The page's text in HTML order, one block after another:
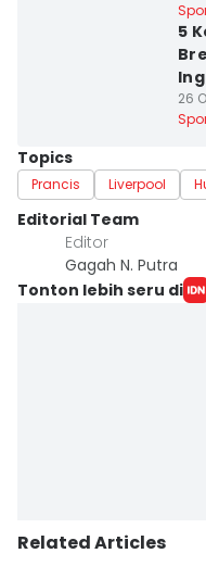
5
26
Topics
Prancis Liverpool
Editorial Team
Editor
Gagah N. Putra
Tonton lebih seru di
Related Articles